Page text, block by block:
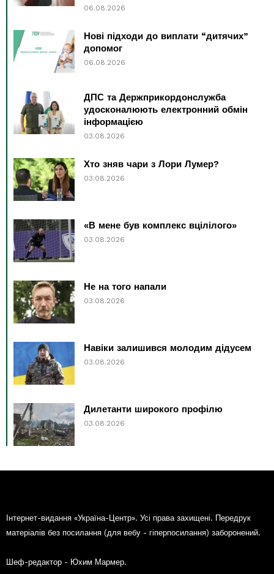
06.08.2026
Нові підходи до виплати “дитячих”
допомог
06.08.2026
ДПС та Держприкордонслужба
удосконалюють електронний обмін
інформацією
03.08.2026
Хто зняв чари з Лори Лумер?
03.08.2026
«В мене був комплекс вцілілого»
03.08.2026
Не на того напали
03.08.2026
Навіки залишився молодим дідусем
03.08.2026
Дилетанти широкого профілю
03.08.2026
Інтернет-видання «Україна-Центр». Усі права захищені. Передрук
матеріалів без посилання (для вебу - гіперпосилання) заборонений.
Шеф-редактор - Юхим Мармер.